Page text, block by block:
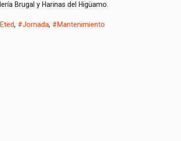
Brugal y Harinas del Higüamo.
, #Jornada, #Mantenimiento